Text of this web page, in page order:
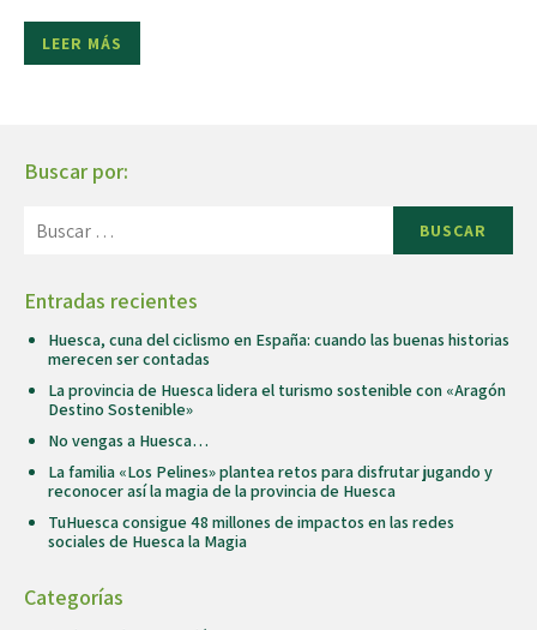
LEER MÁS
Buscar por:
BUSCAR
Entradas recientes
Huesca, cuna del ciclismo en España: cuando las buenas historias
merecen ser contadas
La provincia de Huesca lidera el turismo sostenible con «Aragón
Destino Sostenible»
No vengas a Huesca…
La familia «Los Pelines» plantea retos para disfrutar jugando y
reconocer así la magia de la provincia de Huesca
TuHuesca consigue 48 millones de impactos en las redes
sociales de Huesca la Magia
Categorías